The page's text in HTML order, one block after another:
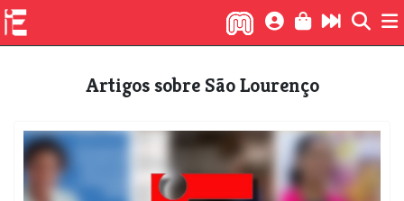
Artigos sobre São Lourenço